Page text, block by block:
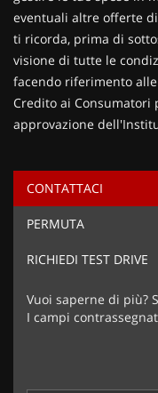
Ho letto e accetto
Acconsento al
eventuali altre offerte
ti ricorda, prima di
visione di tutte le
facendo riferimento
Credito ai Consumatori
approvazione
CONTATTACI
PERMUTA
RICHIEDI TEST DRIVE
Vuoi saperne di più?
I campi